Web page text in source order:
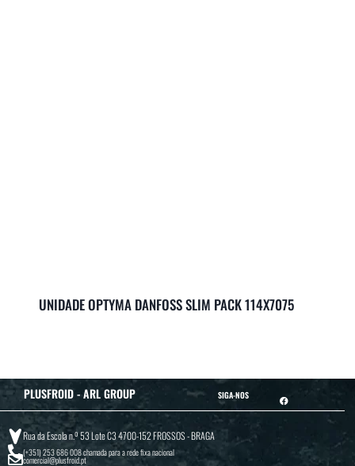
UNIDADE OPTYMA DANFOSS SLIM PACK 114X7075
PLUSFROID - ARL GROUP SIGA-NOS
Rua da Escola n.º 53 Lote C3 4700-152 FROSSOS - BRAGA
(+351) 253 686 008chamada para a rede fixa nacional
comercial@plusfroid.pt